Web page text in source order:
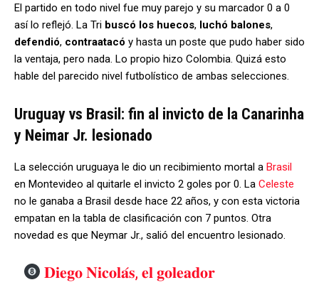
El partido en todo nivel fue muy parejo y su marcador 0 a 0
así lo reflejó. La Tri buscó los huecos, luchó balones,
defendió, contraatacó y hasta un poste que pudo haber sido
la ventaja, pero nada. Lo propio hizo Colombia. Quizá esto
hable del parecido nivel futbolístico de ambas selecciones.
Uruguay vs Brasil: fin al invicto de la Canarinha
y Neimar Jr. lesionado
La selección uruguaya le dio un recibimiento mortal a Brasil
en Montevideo al quitarle el invicto 2 goles por 0. La Celeste
no le ganaba a Brasil desde hace 22 años, y con esta victoria
empatan en la tabla de clasificación con 7 puntos. Otra
novedad es que Neymar Jr., salió del encuentro lesionado.
𝐃𝐢𝐞𝐠𝐨 𝐍𝐢𝐜𝐨𝐥𝐚́𝐬, 𝐞𝐥 𝐠𝐨𝐥𝐞𝐚𝐝𝐨𝐫